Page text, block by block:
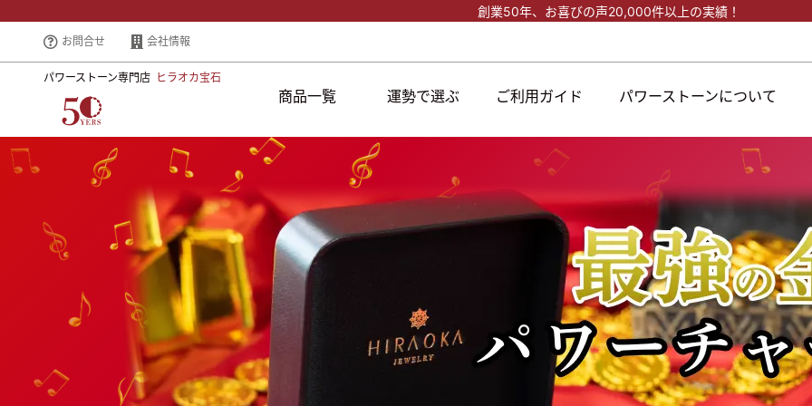
創業50年、 お喜びの声20,000件以上の実績！
お問合せ 会社情報
パワーストーン専門店 ヒラオカ宝石
商品一覧 運勢で選ぶ ご利用ガイド パワーストーンについて